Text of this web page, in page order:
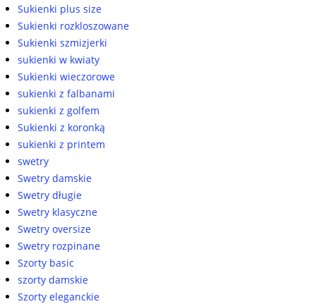
Sukienki plus size
Sukienki rozkloszowane
Sukienki szmizjerki
sukienki w kwiaty
Sukienki wieczorowe
sukienki z falbanami
sukienki z golfem
Sukienki z koronką
sukienki z printem
swetry
Swetry damskie
Swetry długie
Swetry klasyczne
Swetry oversize
Swetry rozpinane
Szorty basic
szorty damskie
Szorty eleganckie